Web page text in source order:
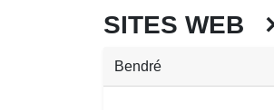
SITES WEB
Bendré